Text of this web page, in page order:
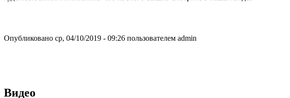
Опубликовано ср, 04/10/2019 - 09:26 пользователем admin
Видео